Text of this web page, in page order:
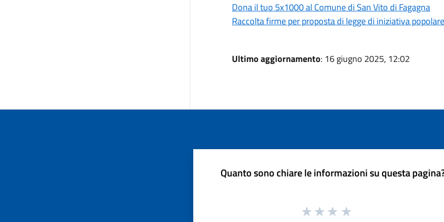
Dona il tuo 5x1000 al Comune di San Vito di Fagagna
Raccolta firme per proposta di legge di iniziativa popolare
Ultimo aggiornamento: 16 giugno 2025, 12:02
Quanto sono chiare le informazioni su questa